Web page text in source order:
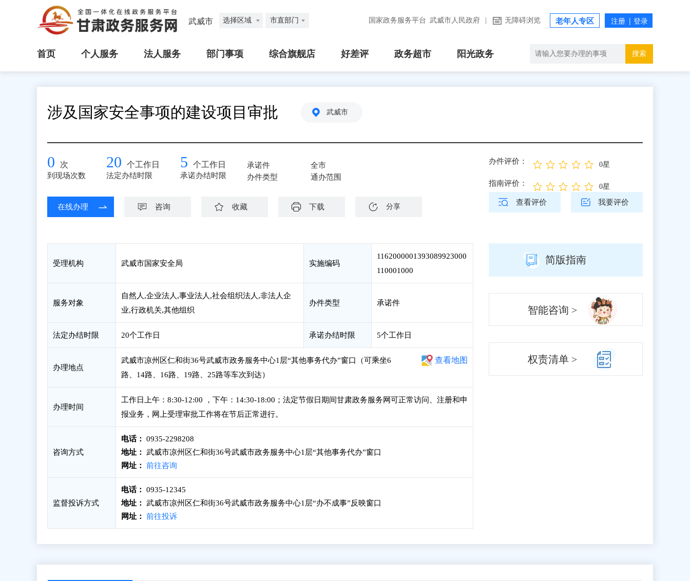
武威市 选择区域 市直部门 国家政务服务平台 武威市人民政府 无障碍浏览 老年人专区
首页 个人服务 法人服务 部门事项 综合旗舰店 好差评 政务超市 阳光政务 搜索
涉及国家安全事项的建设项目审批 武威市
0 次
到现场次数
20 个工作日
法定办结时限
5 个工作日
承诺办结时限
承诺件
办件类型
全市
通办范围
在线办理 咨询 收藏 下载 分享
办件评价： 0星
指南评价： 0星
查看评价 我要评价
受理机构 武威市国家安全局 实施编码
1162000001393089923000
110001000
服务对象
自然人,企业法人,事业法人,社会组织法人,非法人企
业,行政机关,其他组织
办件类型 承诺件
法定办结时限 20个工作日 承诺办结时限 5个工作日
办理地点
武威市凉州区仁和街36号武威市政务服务中心1层“其他事务代办”窗口（可乘坐6
路、14路、16路、19路、25路等车次到达）
查看地图
办理时间
工作日上午：8:30-12:00 ，下午：14:30-18:00；法定节假日期间甘肃政务服务网可正常访问、注册和申
报业务，网上受理审批工作将在节后正常进行。
咨询方式
电话：
0935-2298208
地址：
武威市凉州区仁和街36号武威市政务服务中心1层“其他事务代办”窗口
网址：
前往咨询
监督投诉方式
电话：
0935-12345
地址：
武威市凉州区仁和街36号武威市政务服务中心1层“办不成事”反映窗口
网址：
前往投诉
简版指南
智能咨询 >
权责清单 >